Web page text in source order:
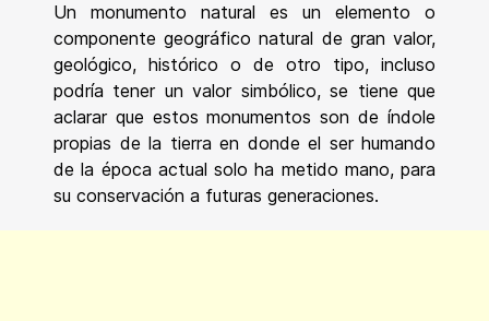
Un monumento natural es un elemento o
componente geográfico natural de gran valor,
geológico, histórico o de otro tipo, incluso
podría tener un valor simbólico, se tiene que
aclarar que estos monumentos son de índole
propias de la tierra en donde el ser humando
de la época actual solo ha metido mano, para
su conservación a futuras generaciones.